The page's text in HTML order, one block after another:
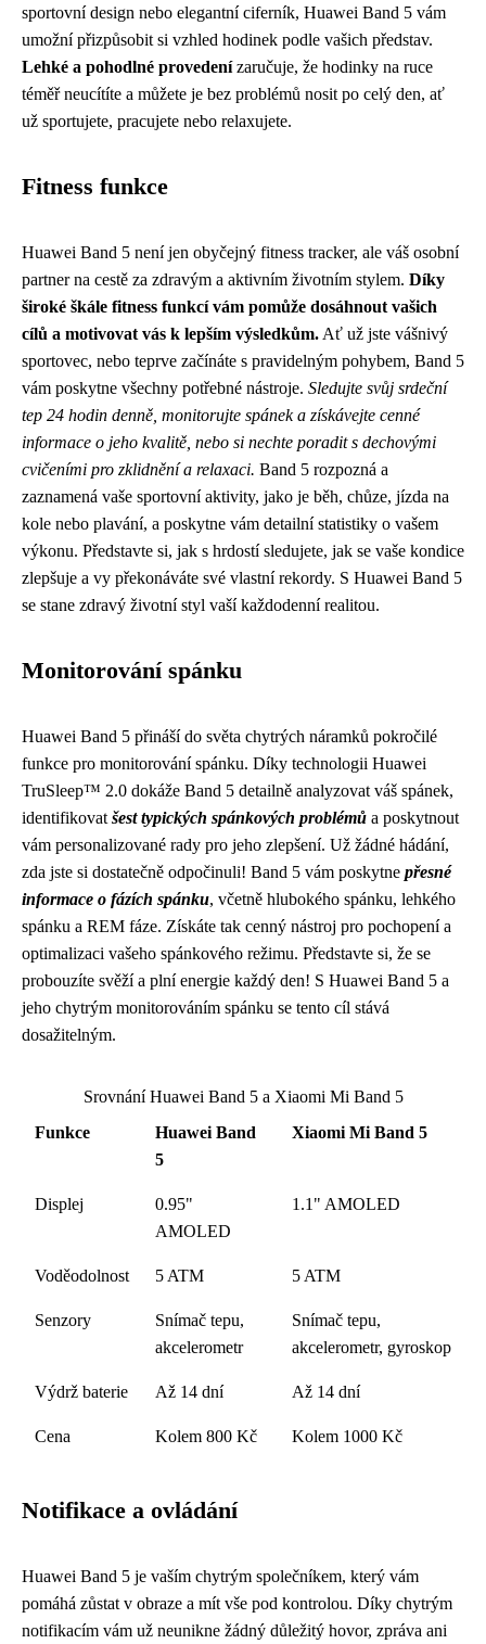
sportovní design nebo elegantní ciferník, Huawei Band 5 vám
umožní přizpůsobit si vzhled hodinek podle vašich představ.
Lehké a pohodlné provedenízaručuje, že hodinky na ruce
téměř neucítíte a můžete je bez problémů nosit po celý den, ať
už sportujete, pracujete nebo relaxujete.
Fitness funkce
Huawei Band 5 není jen obyčejný fitness tracker, ale váš osobní
partner na cestě za zdravým a aktivním životním stylem. Díky
široké škále fitness funkcí vám pomůže dosáhnout vašich
cílů a motivovat vás k lepším výsledkům. Ať už jste vášnivý
sportovec, nebo teprve začínáte s pravidelným pohybem, Band 5
vám poskytne všechny potřebné nástroje. Sledujte svůj srdeční
tep 24 hodin denně, monitorujte spánek a získávejte cenné
informace o jeho kvalitě, nebo si nechte poradit s dechovými
cvičeními pro zklidnění a relaxaci. Band 5 rozpozná a
zaznamená vaše sportovní aktivity, jako je běh, chůze, jízda na
kole nebo plavání, a poskytne vám detailní statistiky o vašem
výkonu. Představte si, jak s hrdostí sledujete, jak se vaše kondice
zlepšuje a vy překonáváte své vlastní rekordy. S Huawei Band 5
se stane zdravý životní styl vaší každodenní realitou.
Monitorování spánku
Huawei Band 5 přináší do světa chytrých náramků pokročilé
funkce pro monitorování spánku. Díky technologii Huawei
TruSleep™ 2.0 dokáže Band 5 detailně analyzovat váš spánek,
identifikovat šest typických spánkových problémů a poskytnout
vám personalizované rady pro jeho zlepšení. Už žádné hádání,
zda jste si dostatečně odpočinuli! Band 5 vám poskytne přesné
informace o fázích spánku, včetně hlubokého spánku, lehkého
spánku a REM fáze. Získáte tak cenný nástroj pro pochopení a
optimalizaci vašeho spánkového režimu. Představte si, že se
probouzíte svěží a plní energie každý den! S Huawei Band 5 a
jeho chytrým monitorováním spánku se tento cíl stává
dosažitelným.
Srovnání Huawei Band 5 a Xiaomi Mi Band 5
Funkce
Huawei Band
5
Xiaomi Mi Band 5
Displej
0.95"
AMOLED
1.1" AMOLED
Voděodolnost 5 ATM 5 ATM
Senzory
Snímač tepu,
akcelerometr
Snímač tepu,
akcelerometr, gyroskop
Výdrž baterie Až 14 dní Až 14 dní
Cena Kolem 800 Kč Kolem 1000 Kč
Notifikace a ovládání
Huawei Band 5 je vaším chytrým společníkem, který vám
pomáhá zůstat v obraze a mít vše pod kontrolou. Díky chytrým
notifikacím vám už neunikne žádný důležitý hovor, zpráva ani